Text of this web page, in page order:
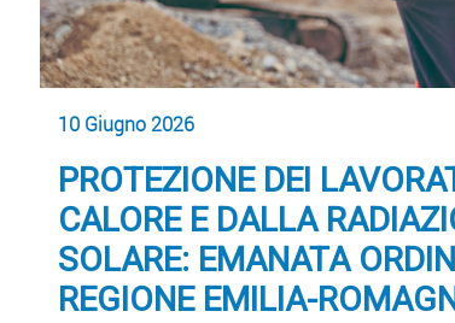
10 Giugno 2026
PROTEZIONE DEI
CALORE E DALLA
SOLARE: EMANATA
REGIONE EMILIA-